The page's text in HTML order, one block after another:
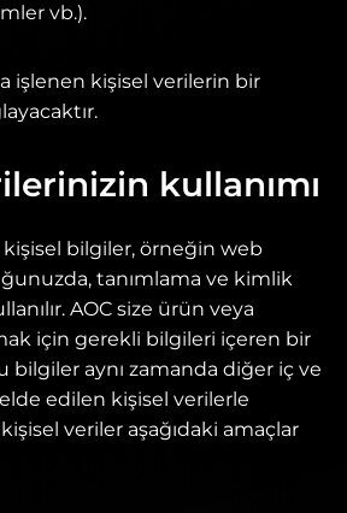
vb.).
işlenen kişisel verilerin bir
kullanımı
kişisel bilgiler, örneğin web
tanımlama ve kimlik
AOC size ürün veya
için gerekli bilgileri içeren bir
bilgiler aynı zamanda diğer iç ve
edilen kişisel verilerle
veriler aşağıdaki amaçlar